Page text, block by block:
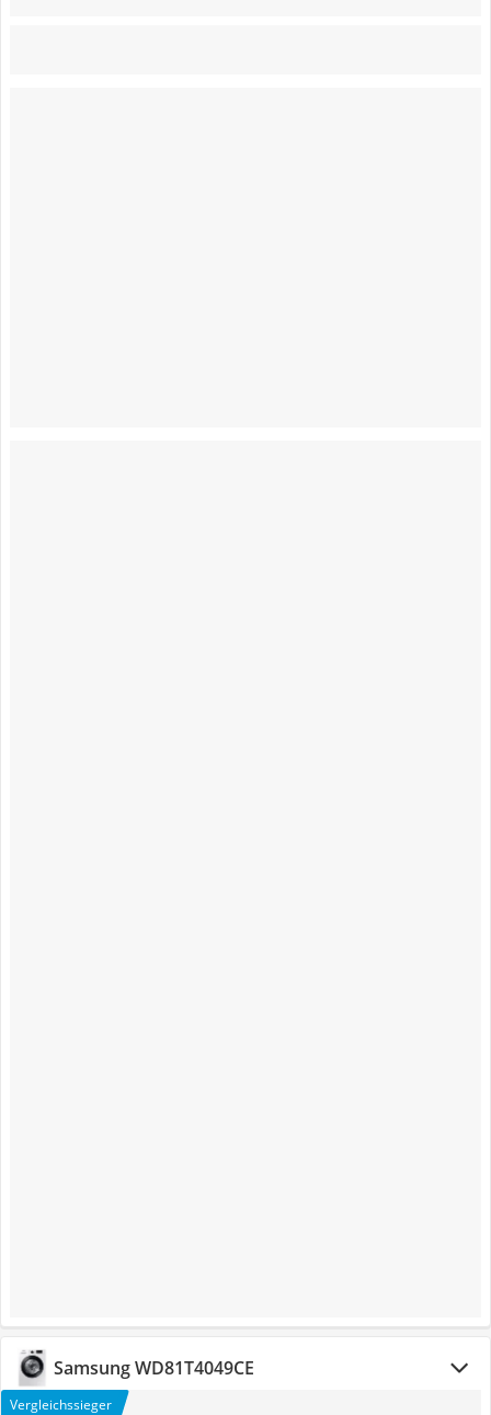
Samsung WD81T4049CE
Vergleichssieger